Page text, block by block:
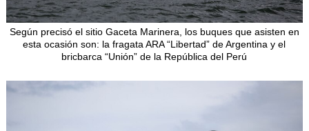
Según precisó el sitio Gaceta Marinera, los buques que asisten en
esta ocasión son: la fragata ARA “Libertad” de Argentina y el
bricbarca “Unión” de la República del Perú